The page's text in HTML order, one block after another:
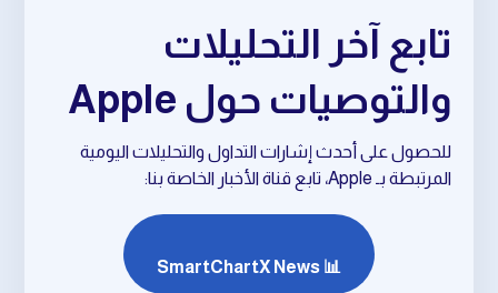
تابع آخر التحليلات
والتوصيات حول Apple
للحصول على أحدث إشارات التداول والتحليلات اليومية
المرتبطة بـ Apple، تابع قناة الأخبار الخاصة بنا:
📊 SmartChartX News